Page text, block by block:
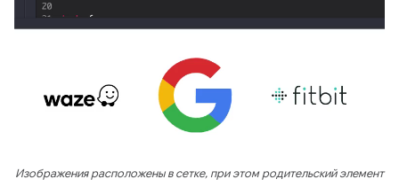
Изображения расположены в сетке, при этом родительский элемент